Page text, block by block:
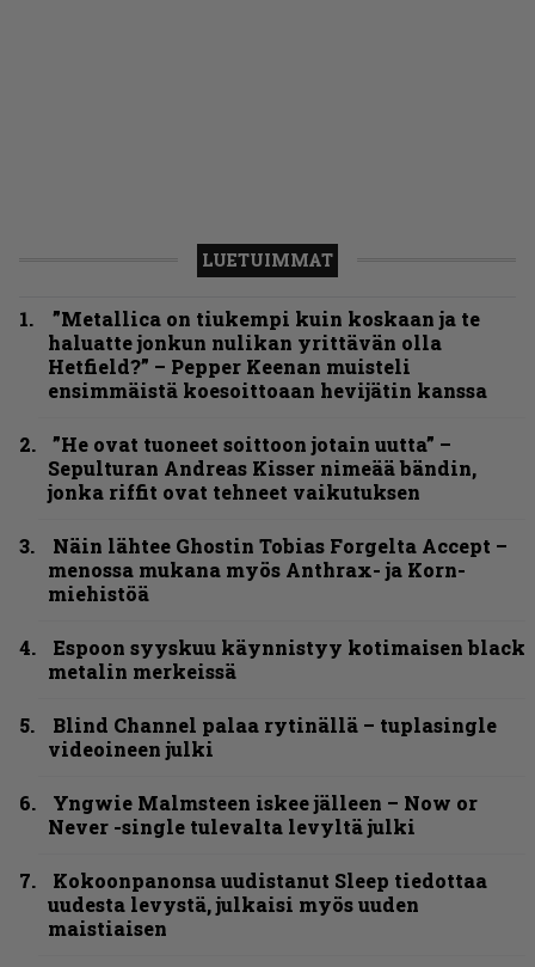
LUETUIMMAT
”Metallica on tiukempi kuin koskaan ja te
haluatte jonkun nulikan yrittävän olla
Hetfield?” – Pepper Keenan muisteli
ensimmäistä koesoittoaan hevijätin kanssa
”He ovat tuoneet soittoon jotain uutta” –
Sepulturan Andreas Kisser nimeää bändin,
jonka riffit ovat tehneet vaikutuksen
Näin lähtee Ghostin Tobias Forgelta Accept –
menossa mukana myös Anthrax- ja Korn-
miehistöä
Espoon syyskuu käynnistyy kotimaisen black
metalin merkeissä
Blind Channel palaa rytinällä – tuplasingle
videoineen julki
Yngwie Malmsteen iskee jälleen – Now or
Never -single tulevalta levyltä julki
Kokoonpanonsa uudistanut Sleep tiedottaa
uudesta levystä, julkaisi myös uuden
maistiaisen